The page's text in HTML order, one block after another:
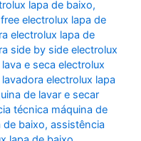
lapa de baixo,
electrolux lapa de
electrolux lapa de
side by side electrolux
e seca electrolux
electrolux lapa
de lavar e secar
técnica máquina de
de baixo,assistência